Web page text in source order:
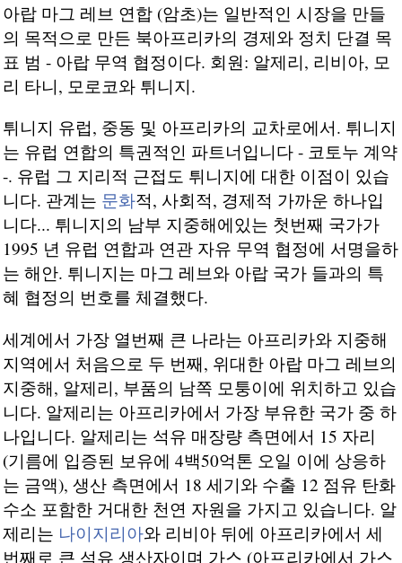
아랍 마그 레브 연합 (암초)는 일반적인 시장을 만들
의 목적으로 만든 북아프리카의 경제와 정치 단결 목
표 범 - 아랍 무역 협정이다. 회원: 알제리, 리비아, 모
리 타니, 모로코와 튀니지.
튀니지 유럽, 중동 및 아프리카의 교차로에서. 튀니지
는 유럽 연합의 특권적인 파트너입니다 - 코토누 계약
-. 유럽 그 지리적 근접도 튀니지에 대한 이점이 있습
니다. 관계는 문화적, 사회적, 경제적 가까운 하나입
니다... 튀니지의 남부 지중해에있는 첫번째 국가가
1995 년 유럽 연합과 연관 자유 무역 협정에 서명을하
는 해안. 튀니지는 마그 레브와 아랍 국가 들과의 특
혜 협정의 번호를 체결했다.
세계에서 가장 열번째 큰 나라는 아프리카와 지중해
지역에서 처음으로 두 번째, 위대한 아랍 마그 레브의
지중해, 알제리, 부품의 남쪽 모퉁이에 위치하고 있습
니다. 알제리는 아프리카에서 가장 부유한 국가 중 하
나입니다. 알제리는 석유 매장량 측면에서 15 자리
(기름에 입증된 보유에 4백50억톤 오일 이에 상응하
는 금액), 생산 측면에서 18 세기와 수출 12 점유 탄화
수소 포함한 거대한 천연 자원을 가지고 있습니다. 알
제리는 나이지리아와 리비아 뒤에 아프리카에서 세
번째로 큰 석유 생산자이며 가스 (아프리카에서 가스